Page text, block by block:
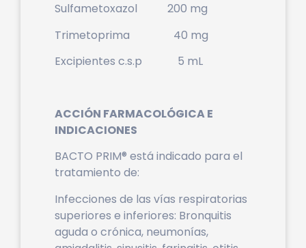
Sulfametoxazol 200 mg
Trimetoprima 40 mg
Excipientes c.s.p 5 mL
ACCIÓN FARMACOLÓGICA E
INDICACIONES
BACTO PRIM® está indicado para el
tratamiento de:
Infecciones de las vías respiratorias
superiores e inferiores: Bronquitis
aguda o crónica, neumonías,